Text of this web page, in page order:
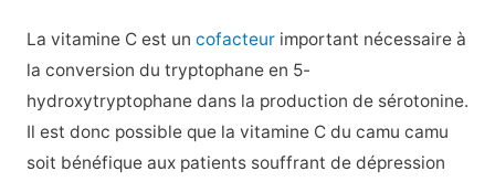
La vitamine C est un cofacteurimportant nécessaire à
la conversion du tryptophane en 5-
hydroxytryptophane dans la production de sérotonine.
Il est donc possible que la vitamine C du camu camu
soit bénéfique aux patients souffrant de dépression